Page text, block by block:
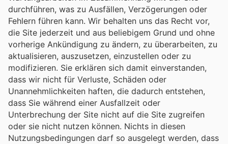
durchführen, was zu Ausfällen, Verzögerungen oder
Fehlern führen kann. Wir behalten uns das Recht vor,
die Site jederzeit und aus beliebigem Grund und ohne
vorherige Ankündigung zu ändern, zu überarbeiten, zu
aktualisieren, auszusetzen, einzustellen oder zu
modifizieren. Sie erklären sich damit einverstanden,
dass wir nicht für Verluste, Schäden oder
Unannehmlichkeiten haften, die dadurch entstehen,
dass Sie während einer Ausfallzeit oder
Unterbrechung der Site nicht auf die Site zugreifen
oder sie nicht nutzen können. Nichts in diesen
Nutzungsbedingungen darf so ausgelegt werden, dass